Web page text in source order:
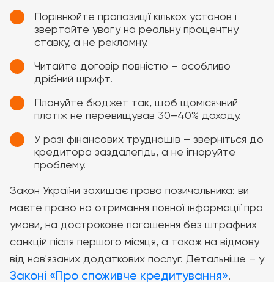
Порівнюйте пропозиції кількох установ і
звертайте увагу на реальну процентну
ставку, а не рекламну.
Читайте договір повністю – особливо
дрібний шрифт.
Плануйте бюджет так, щоб щомісячний
платіж не перевищував 30–40% доходу.
У разі фінансових труднощів – зверніться до
кредитора заздалегідь, а не ігноруйте
проблему.
Закон України захищає права позичальника: ви
маєте право на отримання повної інформації про
умови, на дострокове погашення без штрафних
санкцій після першого місяця, а також на відмову
від нав'язаних додаткових послуг. Детальніше – у
Законі «Про споживче кредитування».